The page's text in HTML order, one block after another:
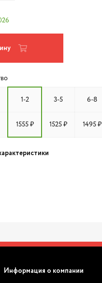
1-2 3-5 6-8
1555 ₽ 1525 ₽ 1495 ₽
Информация о компании